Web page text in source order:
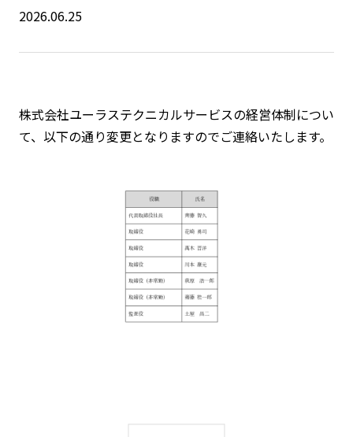
2026.06.25
株式会社ユーラステクニカルサービスの経営体制につい
て、以下の通り変更となりますのでご連絡いたします。